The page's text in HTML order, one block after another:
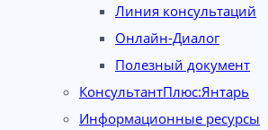
Линия консультаций
Онлайн-Диалог
Полезный документ
КонсультантПлюс:Янтарь
Информационные ресурсы